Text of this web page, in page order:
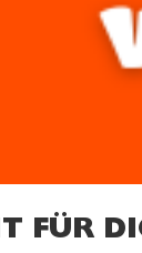
FÜR